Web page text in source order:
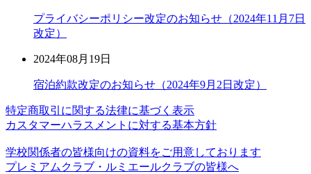
プライバシーポリシー改定のお知らせ（2024年11月7日
改定）
2024年08月19日
宿泊約款改定のお知らせ（2024年9月2日改定）
特定商取引に関する法律に基づく表示
カスタマーハラスメントに対する基本方針
学校関係者の皆様向けの資料をご用意しております
プレミアムクラブ・ルミエールクラブの皆様へ